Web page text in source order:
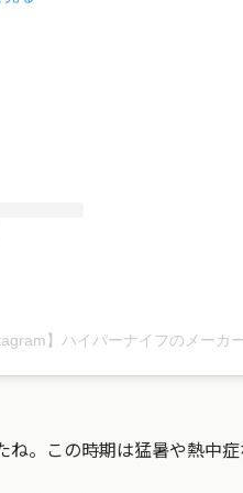
ね。この時期は猛暑や熱中